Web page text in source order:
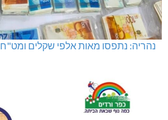
נהריה: נתפסו מאות אלפי שקלים ומט"ח